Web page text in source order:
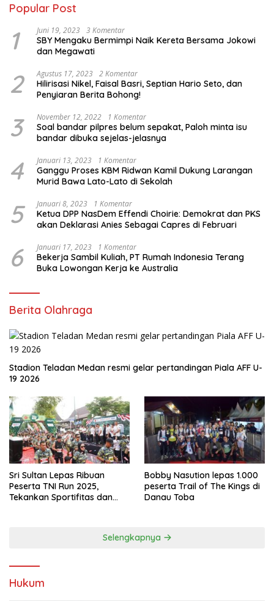
Popular Post
1 Juni 19, 2023 3 Komentar
SBY Mengaku Bermimpi Naik Kereta Bersama Jokowi
dan Megawati
2 Agustus 17, 2023 2 Komentar
Hilirisasi Nikel, Faisal Basri, Septian Hario Seto, dan
Penyiaran Berita Bohong!
3 November 12, 2022 1 Komentar
Soal bandar pilpres belum sepakat, Paloh minta isu
bandar dibuka sejelas-jelasnya
4 Januari 13, 2023 1 Komentar
Ganggu Proses KBM Ridwan Kamil Dukung Larangan
Murid Bawa Lato-Lato di Sekolah
5 Januari 8, 2023 1 Komentar
Ketua DPP NasDem Effendi Choirie: Demokrat dan PKS
akan Deklarasi Anies Sebagai Capres di Februari
6 Januari 17, 2023 1 Komentar
Bekerja Sambil Kuliah, PT Rumah Indonesia Terang
Buka Lowongan Kerja ke Australia
Berita Olahraga
Stadion Teladan Medan resmi gelar pertandingan Piala AFF U-
19 2026
Sri Sultan Lepas Ribuan
Peserta TNI Run 2025,
Tekankan Sportifitas dan
Bobby Nasution lepas 1.000
peserta Trail of The Kings di
Danau Toba
Selengkapnya
Hukum